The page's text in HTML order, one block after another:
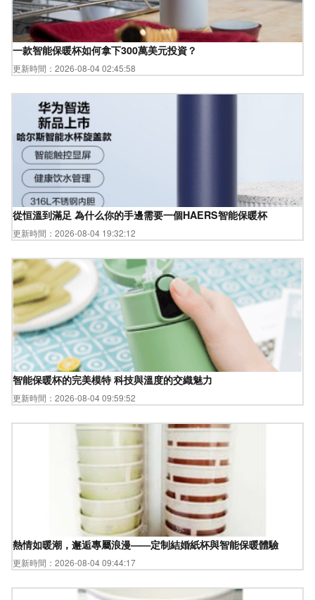
一款智能保暖杯如何拿下300萬美元投資？
更新時間：2026-08-04 02:45:58
從恒溫到滿足 為什么你的手邊需要一個HAERS智能保暖杯
更新時間：2026-08-04 19:32:12
智能保暖杯的完美模特 科技與溫度的交織魅力
更新時間：2026-08-04 09:59:52
熱情如暖潮，邂逅專屬浪漫——定制結婚紙杯與智能保暖體驗
更新時間：2026-08-04 09:44:17